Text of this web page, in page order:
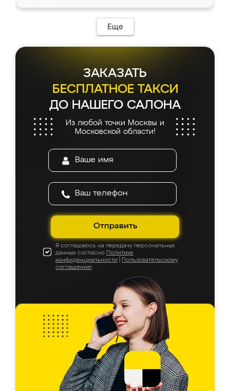
мебель сразу встала на свое место без
каких-либо доработок. Качеством осталась
довольна, все выглядит так, как и ожидала.
Еще
ЗАКАЗАТЬ
БЕСПЛАТНОЕ ТАКСИ
ДО НАШЕГО САЛОНА
Из любой точки Москвы и
Московской области!
Отправить
Я соглашаюсь на передачу персональных
данных согласно Политике
конфиденциальности
Пользовательскому
соглашению